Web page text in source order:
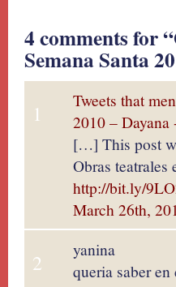
4 comments for
Semana Santa
1
Tweets that
2010 – Dayana
[…] This post
Obras teatrales
http://bit.ly/
March 26th,
2
yanina
queria saber